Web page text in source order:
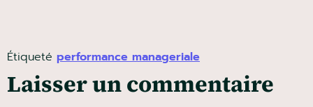
Étiqueté performance manageriale
Laisser un commentaire